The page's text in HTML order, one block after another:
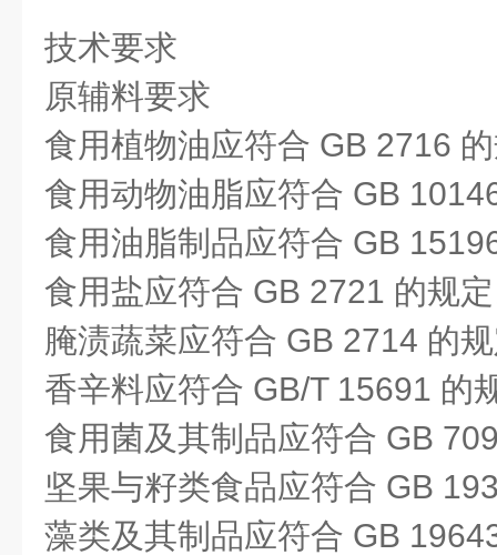
技术要求
原辅料要求
食用植物油应符合 GB 2716
食用动物油脂应符合 GB
食用油脂制品应符合 GB
食用盐应符合 GB 2721 的规
腌渍蔬菜应符合 GB 2714 的
香辛料应符合 GB/T 15691 的
食用菌及其制品应符合 GB
坚果与籽类食品应符合 GB
藻类及其制品应符合 GB